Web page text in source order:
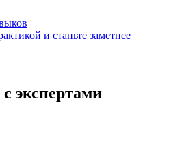
и станьте заметнее
экспертами